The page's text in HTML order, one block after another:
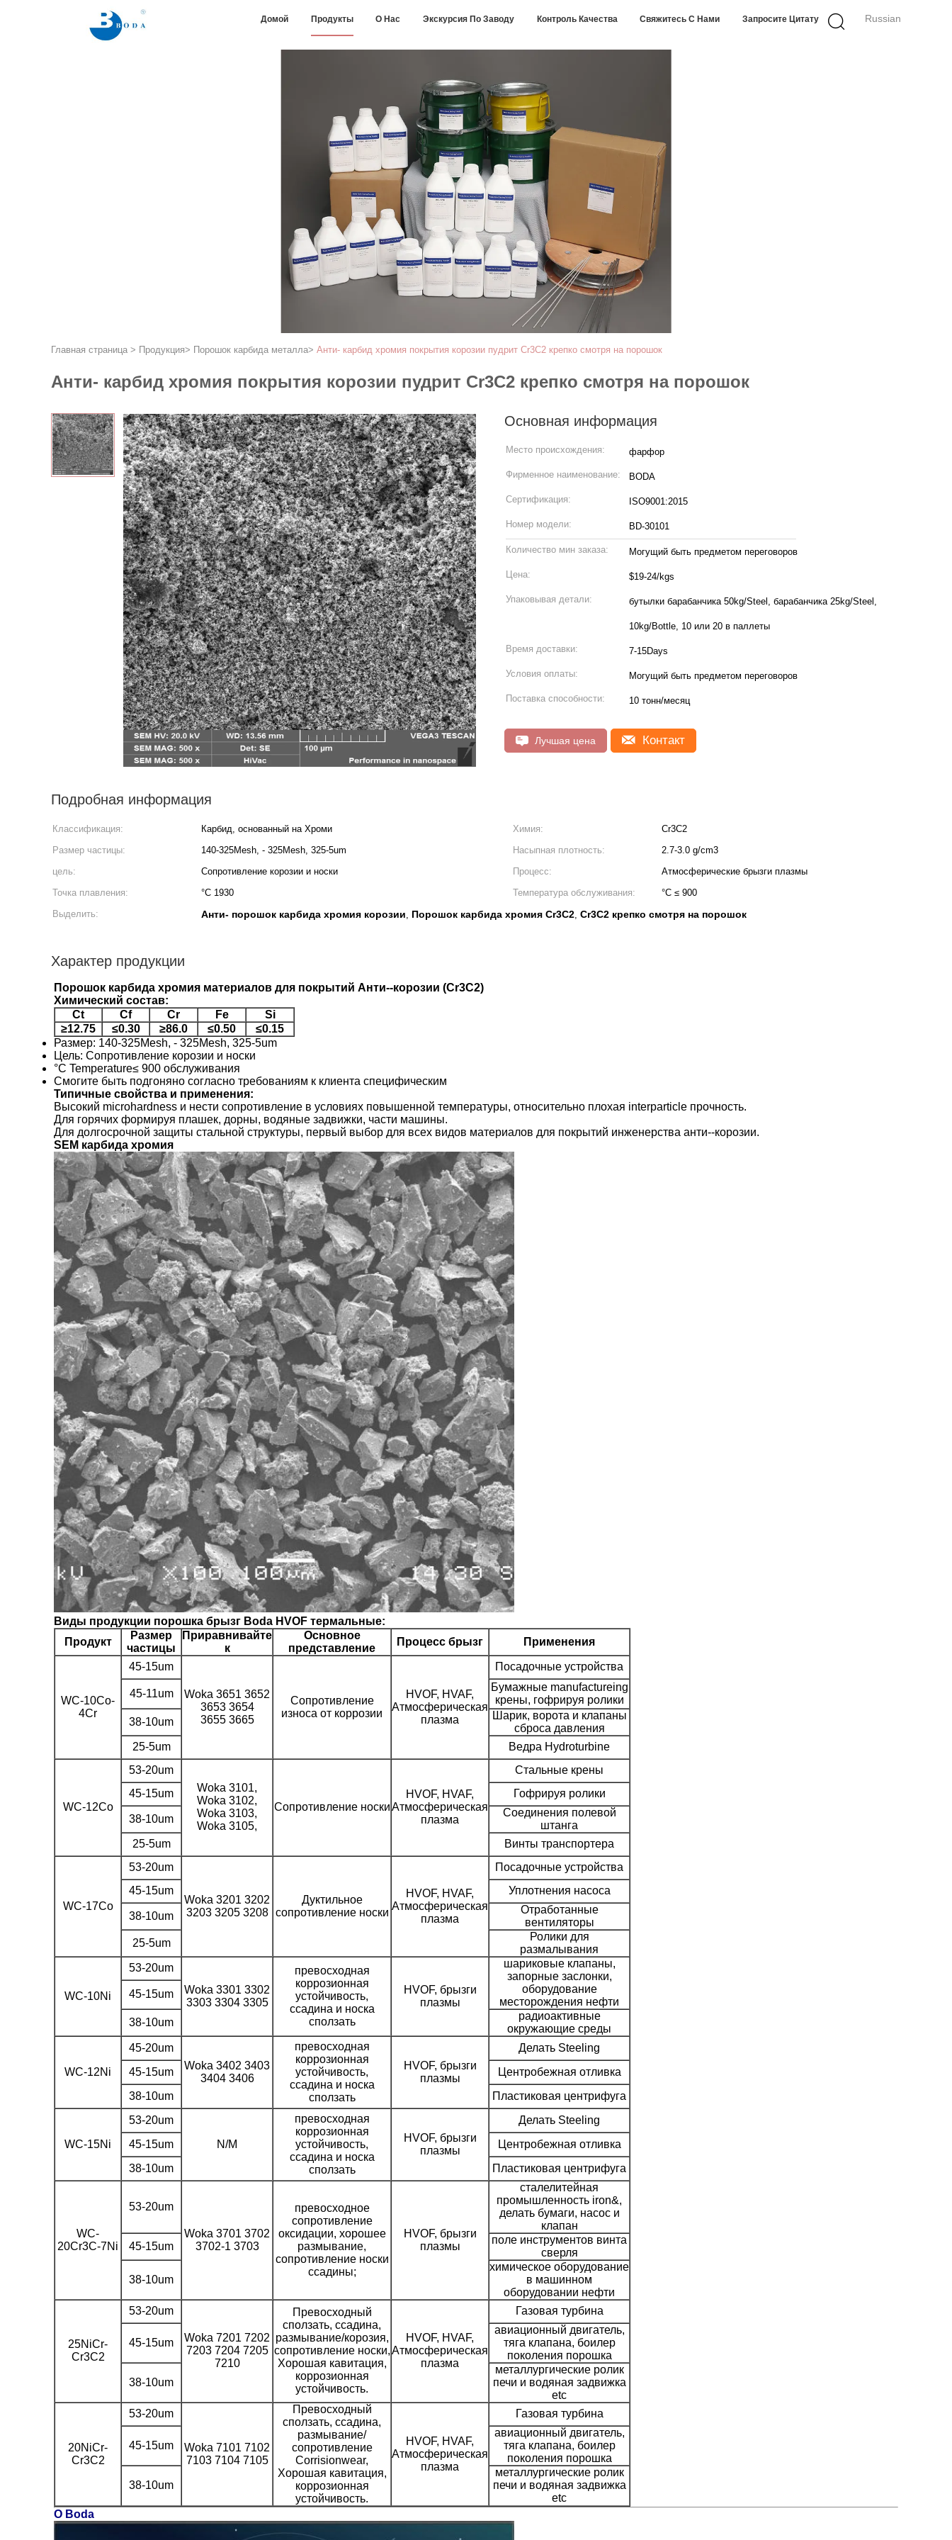
Russian
Домой Продукты О Нас Экскурсия По Заводу Контроль Качества Свяжитесь С Нами Запросите Цитату
Главная страница > Продукция> Порошок карбида металла> Анти- карбид хромия покрытия корозии пудрит Cr3C2 крепко смотря на порошок
Анти- карбид хромия покрытия корозии пудрит Cr3C2 крепко смотря на порошок
Основная информация
Место происхождения: фарфор
Фирменное наименование: BODA
Сертификация: ISO9001:2015
Номер модели: BD-30101
Количество мин заказа: Могущий быть предметом переговоров
Цена: $19-24/kgs
Упаковывая детали: бутылки барабанчика 50kg/Steel, барабанчика 25kg/Steel,
10kg/Bottle, 10 или 20 в паллеты
Время доставки: 7-15Days
Условия оплаты: Могущий быть предметом переговоров
Поставка способности: 10 тонн/месяц
Лучшая цена Контакт
Подробная информация
Классификация: Карбид, основанный на Хроми Химия:
Cr3C2
Размер частицы:
140-325Mesh, - 325Mesh, 325-5um Насыпная плотность:
2.7-3.0 g/cm3
цель:
Сопротивление корозии и носки Процесс:
Атмосферические брызги плазмы
Точка плавления:
°C 1930 Температура обслуживания:
°C ≤ 900
Выделить:
Анти- порошок карбида хромия корозии, Порошок карбида хромия Cr3C2, Cr3C2 крепко смотря на порошок
Характер продукции
Порошок карбида хромия материалов для покрытий Анти--корозии (Cr3C2)
Химический состав:
Ct
Cf Cr Fe
Si
≥12.75
≤0.30 ≥86.0 ≤0.50
≤0.15
Размер: 140-325Mesh, - 325Mesh, 325-5um
Цель: Сопротивление корозии и носки
°C Temperature≤ 900 обслуживания
Смогите быть подгоняно согласно требованиям к клиента специфическим
Типичные свойства и применения:
Высокий microhardness и нести сопротивление в условиях повышенной температуры, относительно плохая interparticle прочность.
Для горячих формируя плашек, дорны, водяные задвижки, части машины.
Для долгосрочной защиты стальной структуры, первый выбор для всех видов материалов для покрытий инженерства анти--корозии.
SEM карбида хромия
Виды продукции порошка брызг Boda HVOF термальные:
Продукт
Размер
частицы
Приравнивайте
к
Основное
представление
Процесс брызг Применения
WC-10Co-
4Cr
45-15um
Woka 3651 3652
3653 3654
3655 3665
Сопротивление
износа от коррозии
HVOF, HVAF,
Атмосферическая
плазма
Посадочные устройства
45-11um
Бумажные manufactureing
крены, гофрируя ролики
38-10um
Шарик, ворота и клапаны
сброса давления
25-5um
Ведра Hydroturbine
WC-12Co
53-20um
Woka 3101,
Woka 3102,
Woka 3103,
Woka 3105,
Сопротивление носки
HVOF, HVAF,
Атмосферическая
плазма
Стальные крены
45-15um
Гофрируя ролики
38-10um
Соединения полевой
штанга
25-5um
Винты транспортера
WC-17Co
53-20um
Woka 3201 3202
3203 3205 3208
Дуктильное
сопротивление носки
HVOF, HVAF,
Атмосферическая
плазма
Посадочные устройства
45-15um
Уплотнения насоса
38-10um
Отработанные
вентиляторы
25-5um
Ролики для
размалывания
WC-10Ni
53-20um
Woka 3301 3302
3303 3304 3305
превосходная
коррозионная
устойчивость,
ссадина и носка
сползать
HVOF, брызги
плазмы
шариковые клапаны,
запорные заслонки,
оборудование
месторождения нефти
45-15um
38-10um
радиоактивные
окружающие среды
WC-12Ni
45-20um
Woka 3402 3403
3404 3406
превосходная
коррозионная
устойчивость,
ссадина и носка
сползать
HVOF, брызги
плазмы
Делать Steeling
45-15um
Центробежная отливка
38-10um
Пластиковая центрифуга
WC-15Ni
53-20um
N/M
превосходная
коррозионная
устойчивость,
ссадина и носка
сползать
HVOF, брызги
плазмы
Делать Steeling
45-15um
Центробежная отливка
38-10um
Пластиковая центрифуга
WC-
20Cr3C-7Ni
53-20um
Woka 3701 3702
3702-1 3703
превосходное
сопротивление
оксидации, хорошее
размывание,
сопротивление носки
ссадины;
HVOF, брызги
плазмы
сталелитейная
промышленность iron&,
делать бумаги, насос и
клапан
45-15um
поле инструментов винта
сверля
38-10um
химическое оборудование
в машинном
оборудовании нефти
25NiCr-
Cr3C2
53-20um
Woka 7201 7202
7203 7204 7205
7210
Превосходный
сползать, ссадина,
размывание/корозия,
сопротивление носки,
Хорошая кавитация,
коррозионная
устойчивость.
HVOF, HVAF,
Атмосферическая
плазма
Газовая турбина
45-15um
авиационный двигатель,
тяга клапана, боилер
поколения порошка
38-10um
металлургические ролик
печи и водяная задвижка
etc
20NiCr-
Cr3C2
53-20um
Woka 7101 7102
7103 7104 7105
Превосходный
сползать, ссадина,
размывание/
сопротивление
Corrisionwear,
Хорошая кавитация,
коррозионная
устойчивость.
HVOF, HVAF,
Атмосферическая
плазма
Газовая турбина
45-15um
авиационный двигатель,
тяга клапана, боилер
поколения порошка
38-10um
металлургические ролик
печи и водяная задвижка
etc
О Boda